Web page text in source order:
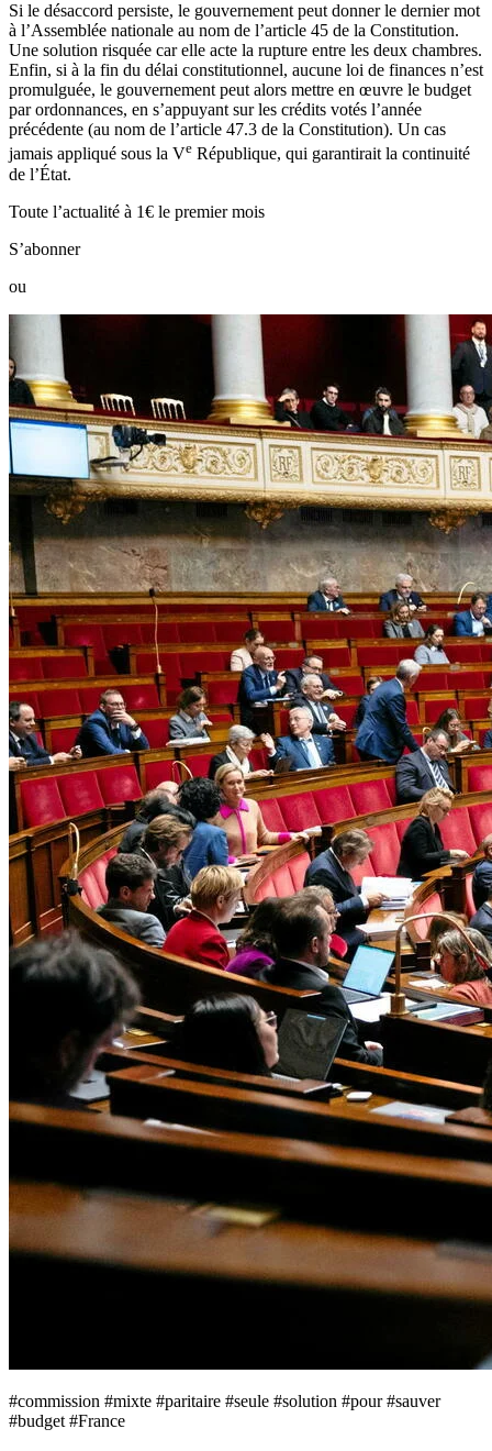
Si le désaccord persiste, le gouvernement peut donner le dernier mot
à l’Assemblée nationale au nom de l’article 45 de la Constitution.
Une solution risquée car elle acte la rupture entre les deux chambres.
Enfin, si à la fin du délai constitutionnel, aucune loi de finances n’est
promulguée, le gouvernement peut alors mettre en œuvre le budget
par ordonnances, en s’appuyant sur les crédits votés l’année
précédente (au nom de l’article 47.3 de la Constitution). Un cas
jamais appliqué sous la Ve République, qui garantirait la continuité
de l’État.
Toute l’actualité à 1€ le premier mois
S’abonner
ou
#commission #mixte #paritaire #seule #solution #pour #sauver
#budget #France